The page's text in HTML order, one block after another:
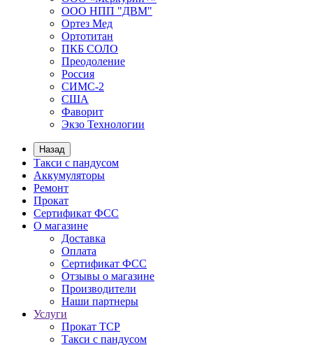
ООО НПП "ДВМ"
Ортез Мед
Ортотитан
ПКБ СОЛО
Преодоление
Россия
СИМС-2
США
Фаворит
Экзо Технологии
Назад
Такси с пандусом
Аккумуляторы
Ремонт
Прокат
Сертификат ФСС
О магазине
Доставка
Оплата
Сертификат ФСС
Отзывы о магазине
Производители
Наши партнеры
Услуги
Прокат ТСР
Такси с пандусом